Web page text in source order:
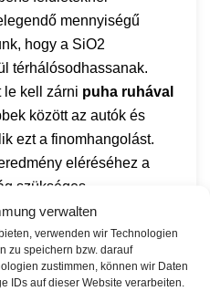
verwalten
verwenden wir Technologien
zu speichern bzw. darauf
zustimmen, können wir Daten
IDs auf dieser Website verarbeiten.
mennyiségű
hogy a SiO2
térhálósodhassanak.
le kell zárni puha ruhával
között az autók és
ezt a finomhangolást.
eléréséhez a
szükséges.